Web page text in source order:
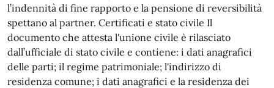
l’indennità di fine rapporto e la pensione di reversibilità
spettano al partner. Certificati e stato civile Il
documento che attesta l'unione civile è rilasciato
dall’ufficiale di stato civile e contiene: i dati anagrafici
delle parti; il regime patrimoniale; l'indirizzo di
residenza comune; i dati anagrafici e la residenza dei